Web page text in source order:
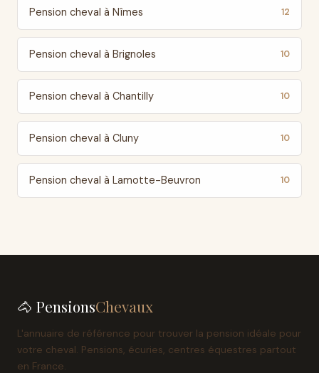
Pension cheval à Nîmes 12
Pension cheval à Brignoles 10
Pension cheval à Chantilly 10
Pension cheval à Cluny 10
Pension cheval à Lamotte-Beuvron 10
🐴 PensionsChevaux
L'annuaire de référence pour trouver la pension idéale pour
votre cheval. Pensions, écuries, centres équestres partout
en France.